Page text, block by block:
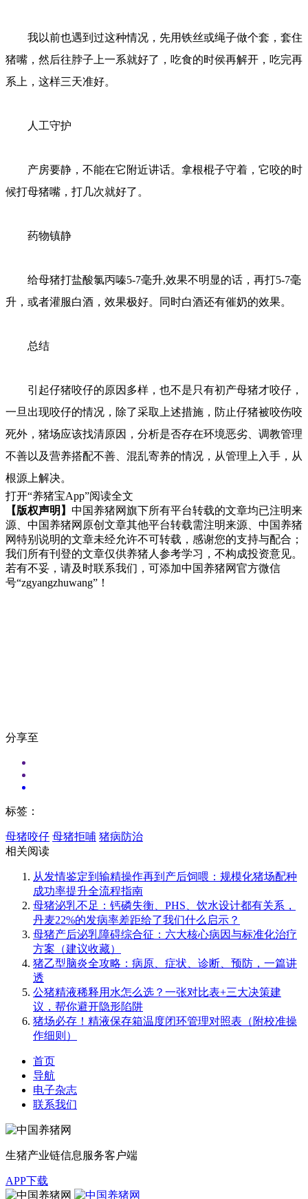
我以前也遇到过这种情况，先用铁丝或绳子做个套，套住
猪嘴，然后往脖子上一系就好了，吃食的时侯再解开，吃完再
系上，这样三天准好。
人工守护
产房要静，不能在它附近讲话。拿根棍子守着，它咬的时
候打母猪嘴，打几次就好了。
药物镇静
给母猪打盐酸氯丙嗪5-7毫升,效果不明显的话，再打5-7毫
升，或者灌服白酒，效果极好。同时白酒还有催奶的效果。
总结
引起仔猪咬仔的原因多样，也不是只有初产母猪才咬仔，
一旦出现咬仔的情况，除了采取上述措施，防止仔猪被咬伤咬
死外，猪场应该找清原因，分析是否存在环境恶劣、调教管理
不善以及营养搭配不善、混乱寄养的情况，从管理上入手，从
根源上解决。
打开“养猪宝App”阅读全文
【版权声明】 中国养猪网旗下所有平台转载的文章均已注明来
源、中国养猪网原创文章其他平台转载需注明来源、中国养猪
网特别说明的文章未经允许不可转载，感谢您的支持与配合；
我们所有刊登的文章仅供养猪人参考学习，不构成投资意见。
若有不妥，请及时联系我们，可添加中国养猪网官方微信
号“zgyangzhuwang”！
分享至
标签：
母猪咬仔 母猪拒哺 猪病防治
相关阅读
从发情鉴定到输精操作再到产后饲喂：规模化猪场配种
成功率提升全流程指南
母猪泌乳不足：钙磷失衡、PHS、饮水设计都有关系，
丹麦22%的发病率差距给了我们什么启示？
母猪产后泌乳障碍综合征：六大核心病因与标准化治疗
方案（建议收藏）
猪乙型脑炎全攻略：病原、症状、诊断、预防，一篇讲
透
公猪精液稀释用水怎么选？一张对比表+三大决策建
议，帮你避开隐形陷阱
猪场必存！精液保存箱温度闭环管理对照表（附校准操
作细则）
首页
导航
电子杂志
联系我们
生猪产业链信息服务客户端
APP下载